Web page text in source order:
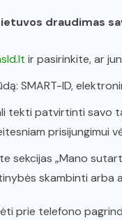
draudimas
ir pasirinkite, ar
SMART-ID,
tekti patvirtinti savo
prisijungimui
sekcijas „Mano
skambinti arba
prie telefono